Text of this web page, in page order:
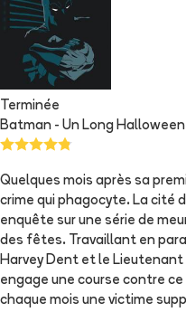
Terminée
Batman - Un Long Halloween
Quelques mois après sa
crime qui phagocyte. La cité
enquête sur une série de
des fêtes. Travaillant en
Harvey Dent et le Lieutenant
engage une course contre
chaque mois une victime